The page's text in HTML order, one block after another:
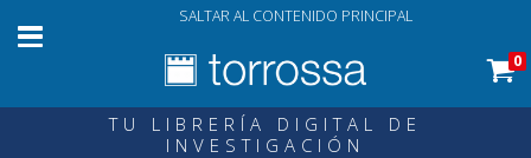
SALTAR AL CONTENIDO PRINCIPAL
0
TU LIBRERÍA DIGITAL DE
INVESTIGACIÓN